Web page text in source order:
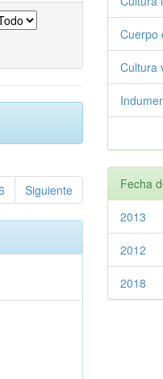
Siguiente
Cuerpo
Cultura
Fecha
2013
2012
2018